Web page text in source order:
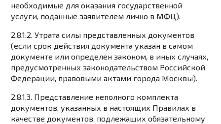
необходимые для оказания государственной
услуги, поданные заявителем лично в МФЦ).
2.8.1.2. Утрата силы представленных документов
(если срок действия документа указан в самом
документе или определен законом, в иных случаях,
предусмотренных законодательством Российской
Федерации, правовыми актами города Москвы).
2.8.1.3. Представление неполного комплекта
документов, указанных в настоящих Правилах в
качестве документов, подлежащих обязательному